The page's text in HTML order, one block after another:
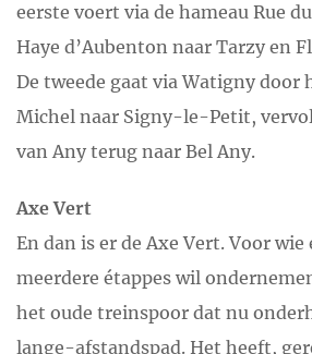
eerste voert via de hameau Rue
Haye d’Aubenton naar Tarzy en
De tweede gaat via Watigny door
Michel naar Signy-le-Petit,
van Any terug naar Bel Any.
Axe Vert
En dan is er de Axe Vert. Voor
meerdere étappes wil
het oude treinspoor dat nu
lange-afstandspad. Het heeft,